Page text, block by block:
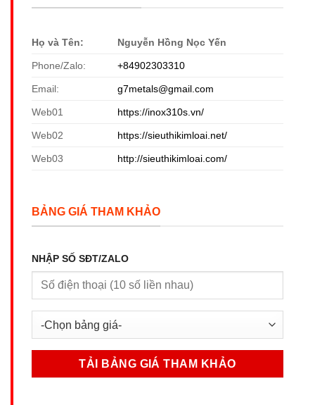
Họ và Tên: Nguyễn Hồng Nọc Yến
Phone/Zalo: +84902303310
Email: g7metals@gmail.com
Web01 https://inox310s.vn/
Web02 https://sieuthikimloai.net/
Web03 http://sieuthikimloai.com/
BẢNG GIÁ THAM KHẢO
NHẬP SỐ SĐT/ZALO